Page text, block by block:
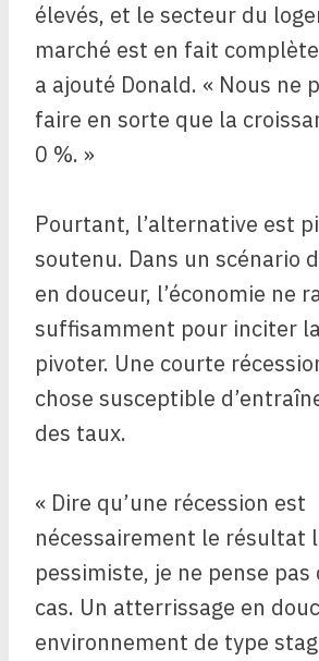
élevés, et le secteur du
marché est en fait
a ajouté Donald. « Nous ne
faire en sorte que la
0 %. »
Pourtant, l’alternative est
soutenu. Dans un scénario
en douceur, l’économie ne
suffisamment pour inciter
pivoter. Une courte
chose susceptible
des taux.
« Dire qu’une récession est
nécessairement le résultat
pessimiste, je ne pense pas
cas. Un atterrissage en
environnement de type